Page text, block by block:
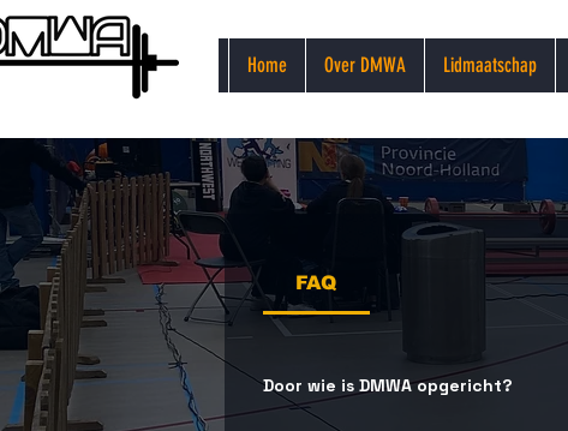
Home Over DMWA Lidmaatschap
FAQ
Door wie is DMWA opgericht?